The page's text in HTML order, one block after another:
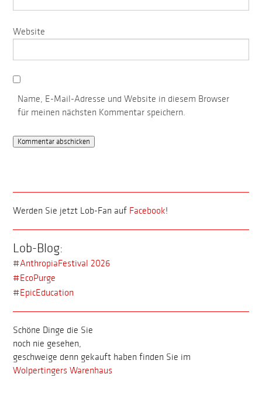
Website
Name, E-Mail-Adresse und Website in diesem Browser
für meinen nächsten Kommentar speichern.
Werden Sie jetzt Lob-Fan auf Facebook!
Lob-Blog:
#AnthropiaFestival 2026
#EcoPurge
#EpicEducation
Schöne Dinge die Sie
noch nie gesehen,
geschweige denn gekauft haben finden Sie im
Wolpertingers Warenhaus